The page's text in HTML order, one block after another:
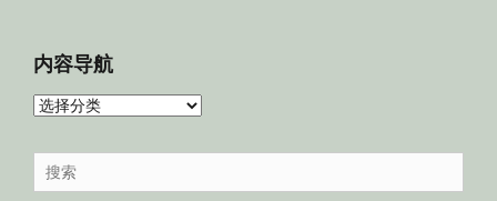
内容导航
内
导
航
Search
for: